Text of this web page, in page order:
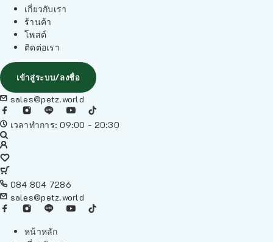
เกี่ยวกับเรา
ร้านค้า
โพสต์
ติดต่อเรา
เข้าสู่ระบบ/ลงชื่อ
sales@petz.world
เวลาทำการ: 09:00 - 20:30
084 804 7286
sales@petz.world
หน้าหลัก